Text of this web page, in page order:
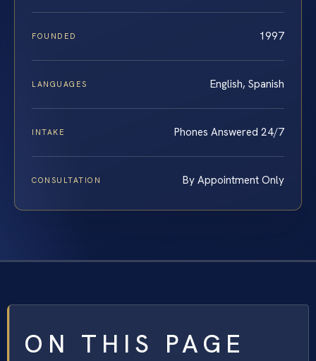
FOUNDED 1997
LANGUAGES English, Spanish
INTAKE Phones Answered 24/7
CONSULTATION By Appointment Only
ON THIS PAGE